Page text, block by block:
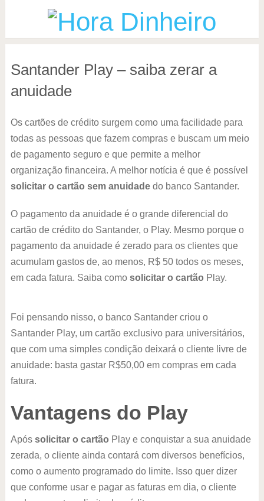
Santander Play – saiba zerar a
anuidade
Os cartões de crédito surgem como uma facilidade para
todas as pessoas que fazem compras e buscam um meio
de pagamento seguro e que permite a melhor
organização financeira. A melhor notícia é que é possível
solicitar o cartão sem anuidadedo banco Santander.
O pagamento da anuidade é o grande diferencial do
cartão de crédito do Santander, o Play. Mesmo porque o
pagamento da anuidade é zerado para os clientes que
acumulam gastos de, ao menos, R$ 50 todos os meses,
em cada fatura. Saiba como solicitar o cartão Play.
Foi pensando nisso, o banco Santander criou o
Santander Play, um cartão exclusivo para universitários,
que com uma simples condição deixará o cliente livre de
anuidade: basta gastar R$50,00 em compras em cada
fatura.
Vantagens do Play
Após solicitar o cartão Play e conquistar a sua anuidade
zerada, o cliente ainda contará com diversos benefícios,
como o aumento programado do limite. Isso quer dizer
que conforme usar e pagar as faturas em dia, o cliente